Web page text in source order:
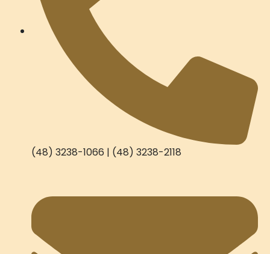
(48) 3238-1066 | (48) 3238-2118